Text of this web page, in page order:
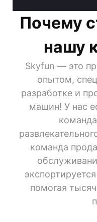
Почему
нашу
Skyfun — это
опытом,
разработке и
машин! У нас
команда
помогая